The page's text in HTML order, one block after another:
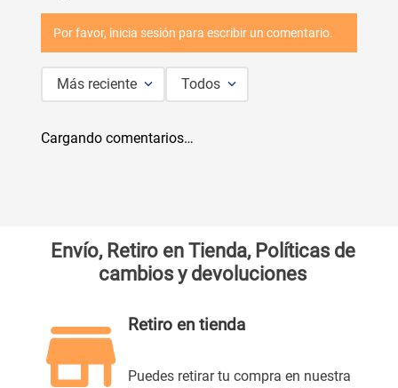
Por favor, inicia sesión para escribir un comentario.
Más reciente Todos
Cargando comentarios…
Envío, Retiro en Tienda, Políticas de
cambios y devoluciones
Retiro en tienda
Puedes retirar tu compra en nuestra